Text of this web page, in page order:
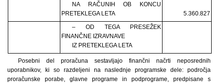
NA RAČUNIH OB KONCU
PRETEKLEGA LETA
5.360.827
– OD TEGA PRESEŽEK
FINANČNE IZRAVNAVE
IZ PRETEKLEGA LETA
Posebni del proračuna sestavljajo finančni načrti neposrednih
uporabnikov, ki so razdeljeni na naslednje programske dele: področja
proračunske porabe, glavne programe in podprograme, predpisane s